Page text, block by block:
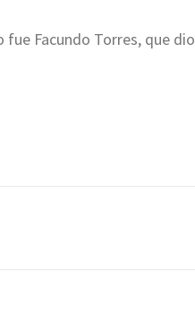
Facundo Torres, que dio